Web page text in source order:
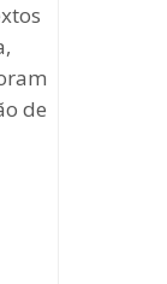
de